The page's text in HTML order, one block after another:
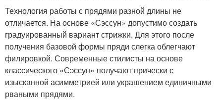
Технология работы с прядями разной длины не
отличается. На основе «Сэссун» допустимо создать
градуированный вариант стрижки. Для этого после
получения базовой формы пряди слегка облегчают
филировкой. Современные стилисты на основе
классического «Сэссун» получают прически с
изысканной асимметрией или украшением единичными
рваными прядями.